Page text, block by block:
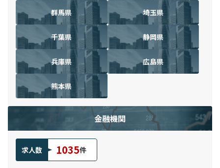
群馬県 埼玉県
千葉県 静岡県
兵庫県 広島県
熊本県
金融機関
求人数 1035件